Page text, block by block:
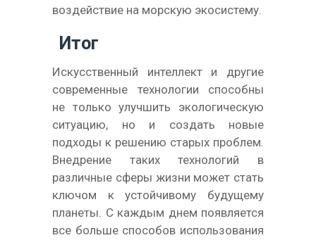
воздействие на морскую экосистему.
Итог
Искусственный интеллект и другие
современные технологии способны
не только улучшить экологическую
ситуацию, но и создать новые
подходы к решению старых проблем.
Внедрение таких технологий в
различные сферы жизни может стать
ключом к устойчивому будущему
планеты. С каждым днем появляется
все больше способов использования